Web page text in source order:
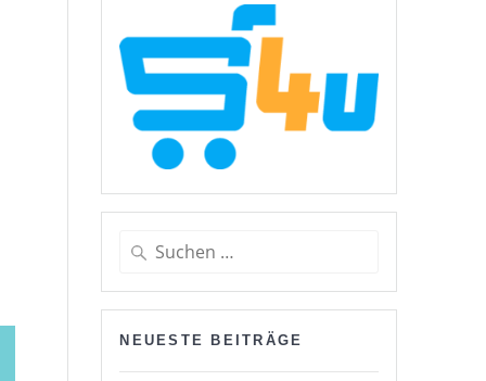
Suchen
NEUESTE BEITRÄGE